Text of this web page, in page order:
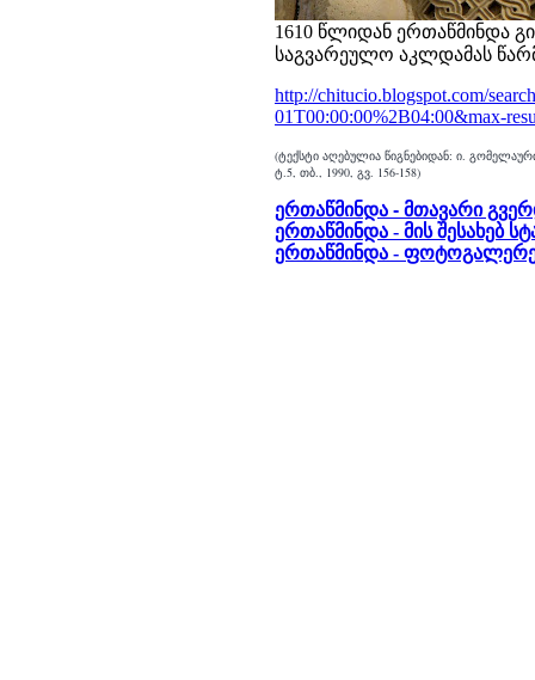
1610 წლიდან ერთაწმინდა
საგვარეულო აკლდამას
http://chitucio.blogspot.com/
01T00:00:00%2B04:00&max-
(ტექსტი აღებულია წიგნებიდან: ი.
ტ.5, თბ., 1990, გვ. 156-158)
ერთაწმინდა - მთავარი
ერთაწმინდა - მის შესახებ
ერთაწმინდა -